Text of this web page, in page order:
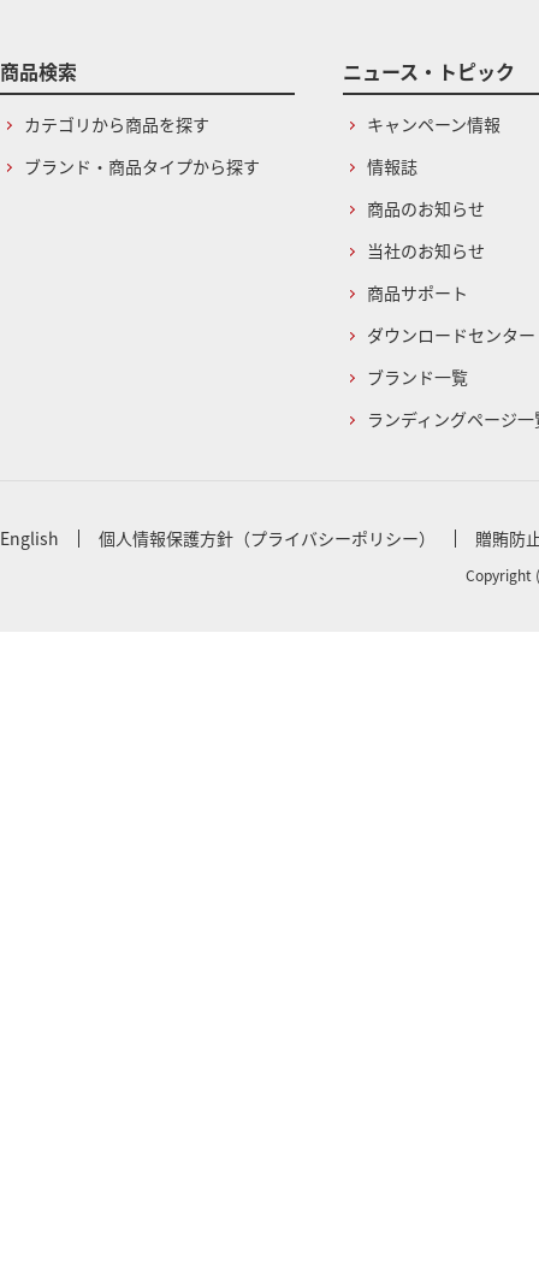
商品検索
カテゴリから商品を探す
ブランド・商品タイプから探す
ニュース・トピック
キャンペーン情報
情報誌
商品のお知らせ
当社のお知らせ
商品サポート
ダウンロードセンター
ブランド一覧
ランディングページ一
English 個人情報保護方針（プライバシーポリシー） 贈賄防
Copyright